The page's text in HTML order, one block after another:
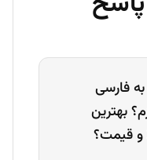
چطور الان با ChatGPT به فارسی
بهترین